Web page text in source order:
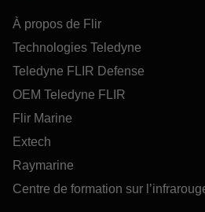
À propos de Flir
Technologies Teledyne
Teledyne FLIR Defense
OEM Teledyne FLIR
Flir Marine
Extech
Raymarine
Centre de formation sur